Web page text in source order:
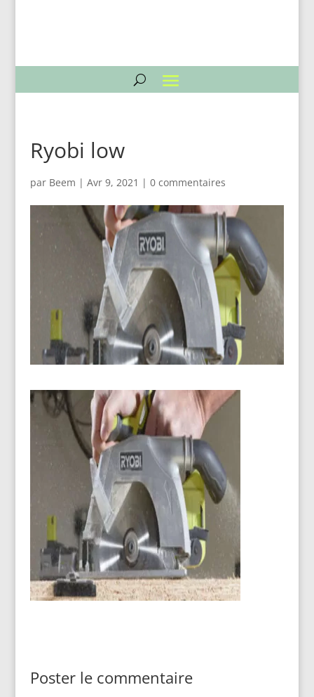
Ryobi low
par Beem | Avr 9, 2021 | 0 commentaires
Poster le commentaire